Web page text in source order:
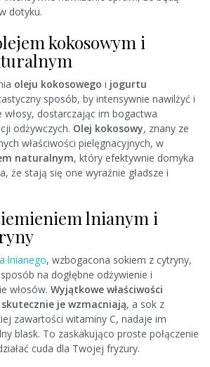
dotyku.
kokosowym i
oleju kokosowego i jogurtu
sposób, by intensywnie nawilżyć i
dostarczając im bogactwa
odżywczych. Olej kokosowy, znany ze
właściwości pielęgnacyjnych, w
naturalnym, który efektywnie domyka
że stają się one wyraźnie gładsze i
lnianym i
lnianego, wzbogacona sokiem z cytryny,
na dogłębne odżywienie i
włosów. Wyjątkowe właściwości
je wzmacniają, a sok z
zawartości witaminy C, nadaje im
blask. To zaskakująco proste połączenie
cuda dla Twojej fryzury.